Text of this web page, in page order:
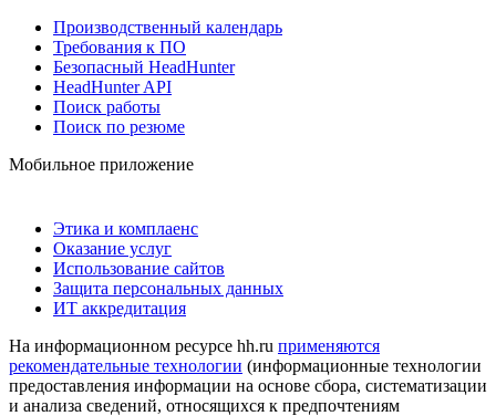
Производственный календарь
Требования к ПО
Безопасный HeadHunter
HeadHunter API
Поиск работы
Поиск по резюме
Мобильное приложение
Этика и комплаенс
Оказание услуг
Использование сайтов
Защита персональных данных
ИТ аккредитация
На информационном ресурсе hh.ru применяются
рекомендательные технологии (информационные технологии
предоставления информации на основе сбора, систематизации
и анализа сведений, относящихся к предпочтениям